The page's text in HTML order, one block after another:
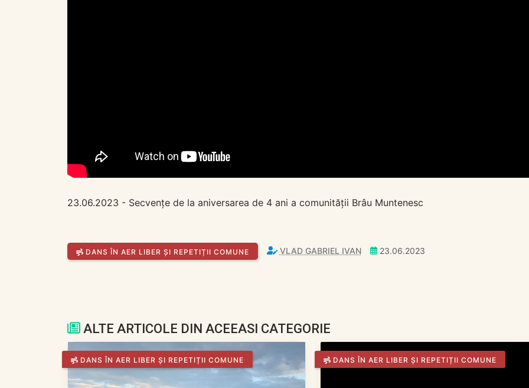
23.06.2023 - Secvențe de la aniversarea de 4 ani a comunității Brâu Muntenesc
DANS ÎN AER LIBER ȘI REPETIȚII COMUNE VLAD GABRIEL IVAN 23.06.2023
ALTE ARTICOLE DIN ACEEASI CATEGORIE
DANS ÎN AER LIBER ȘI REPETIȚII COMUNE DANS ÎN AER LIBER ȘI REPETIȚII COMUNE